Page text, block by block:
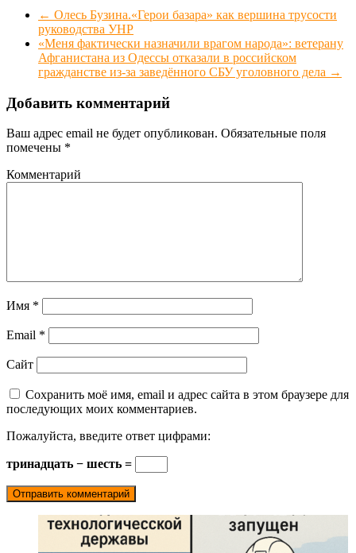
← Олесь Бузина.«Герои базара» как вершина трусости
руководства УНР
«Меня фактически назначили врагом народа»: ветерану
Афганистана из Одессы отказали в российском
гражданстве из-за заведённого СБУ уголовного дела →
Добавить комментарий
Ваш адрес email не будет опубликован. Обязательные поля
помечены *
Комментарий
Имя *
Email *
Сайт
Сохранить моё имя, email и адрес сайта в этом браузере для
последующих моих комментариев.
Пожалуйста, введите ответ цифрами:
тринадцать − шесть =